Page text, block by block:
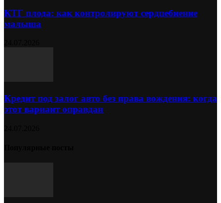
КТГ плода: как контролируют сердцебиение
малыша
Кредит под залог авто без права вождения: когда
этот вариант оправдан